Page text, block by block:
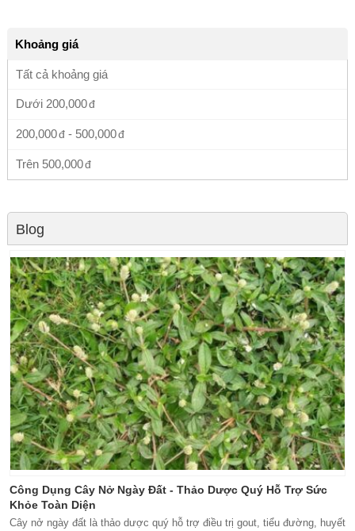
Khoảng giá
Tất cả khoảng giá
Dưới 200,000
200,000 - 500,000
Trên 500,000
Blog
Công Dụng Cây Nở Ngày Đất - Thảo Dược Quý Hỗ Trợ Sức
Khỏe Toàn Diện
Cây nở ngày đất là thảo dược quý hỗ trợ điều trị gout, tiểu đường, huyết